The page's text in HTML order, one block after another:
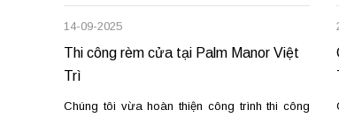
14-09-2025
Thi công rèm cửa tại Palm Manor Việt
Trì
Chúng tôi vừa hoàn thiện công trình thi công